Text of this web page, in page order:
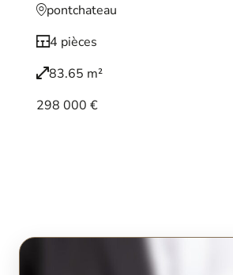
pontchateau
4 pièces
83.65 m²
298 000 €